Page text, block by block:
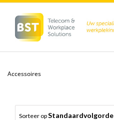
inhoud
Accessoires
Sorteer opStandaardvolgorde